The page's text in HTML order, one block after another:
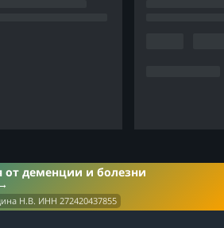
от деменции и болезни
Н.В. ИНН 272420437855